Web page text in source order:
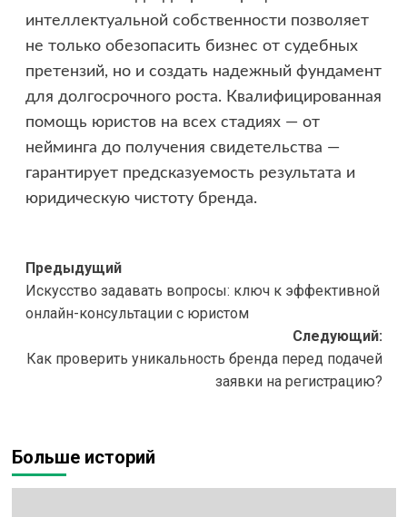
интеллектуальной собственности позволяет
не только обезопасить бизнес от судебных
претензий, но и создать надежный фундамент
для долгосрочного роста. Квалифицированная
помощь юристов на всех стадиях — от
нейминга до получения свидетельства —
гарантирует предсказуемость результата и
юридическую чистоту бренда.
Навигация
записи
Предыдущий
Искусство задавать вопросы: ключ к эффективной
онлайн-консультации с юристом
Следующий:
Как проверить уникальность бренда перед подачей
заявки на регистрацию?
Больше историй